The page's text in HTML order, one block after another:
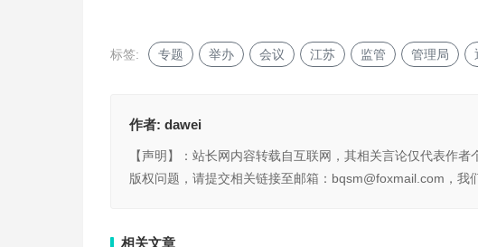
标签: 专题 举办 会议 江苏 监管 管理局
作者: dawei
【声明】：站长网内容转载自互联网，其相关言论仅代表作
版权问题，请提交相关链接至邮箱：bqsm@foxmail.com，我
相关文章